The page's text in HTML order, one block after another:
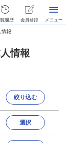
覧履歴 会員登録 メニュー
情報
情報
絞り込む
選択